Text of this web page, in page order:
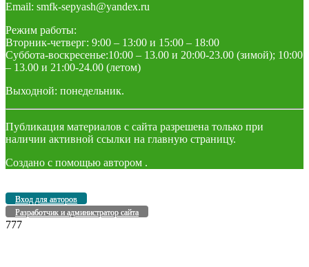
Email: smfk-sepyash@yandex.ru
Режим работы:
Вторник-четверг: 9:00 – 13:00 и 15:00 – 18:00
Суббота-воскресенье:10:00 – 13.00 и 20:00-23.00 (зимой); 10:00
– 13.00 и 21:00-24.00 (летом)
Выходной: понедельник.
Публикация материалов с сайта разрешена только при
наличии активной ссылки на главную страницу.
Создано с помощью автором .
Вход для авторов
Разработчик и администратор сайта
777